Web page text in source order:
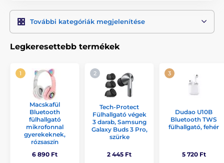
További kategóriák megjelenítése
Legkeresettebb termékek
Macskafül
Bluetooth
fülhallgató
mikrofonnal
gyerekeknek,
rózsaszín
6 890 Ft
Tech-Protect
Fülhallgató végek
3 darab, Samsung
Galaxy Buds 3 Pro,
szürke
2 445 Ft
Dudao U10B
Bluetooth TWS
fülhallgató, fehér
5 720 Ft